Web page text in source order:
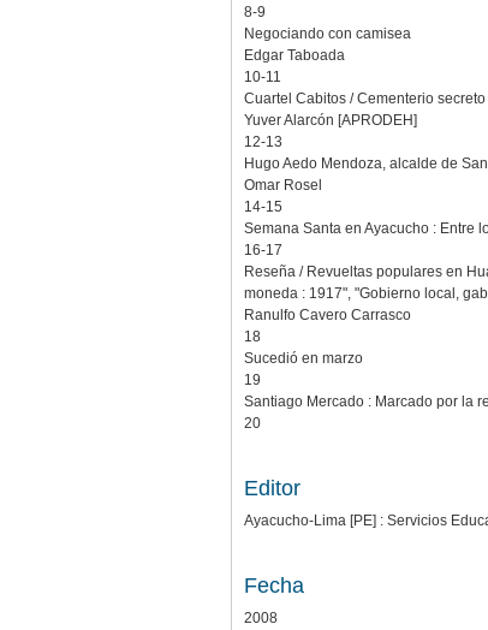
8-9
Negociando con camisea
Edgar Taboada
10-11
Cuartel Cabitos / Cementerio secreto
Yuver Alarcón [APRODEH]
12-13
Hugo Aedo Mendoza, alcalde de
Omar Rosel
14-15
Semana Santa en Ayacucho : Entre
16-17
Reseña / Revueltas populares en
moneda : 1917", "Gobierno local,
Ranulfo Cavero Carrasco
18
Sucedió en marzo
19
Santiago Mercado : Marcado por la
20
Editor
Ayacucho-Lima [PE] : Servicios
Fecha
2008